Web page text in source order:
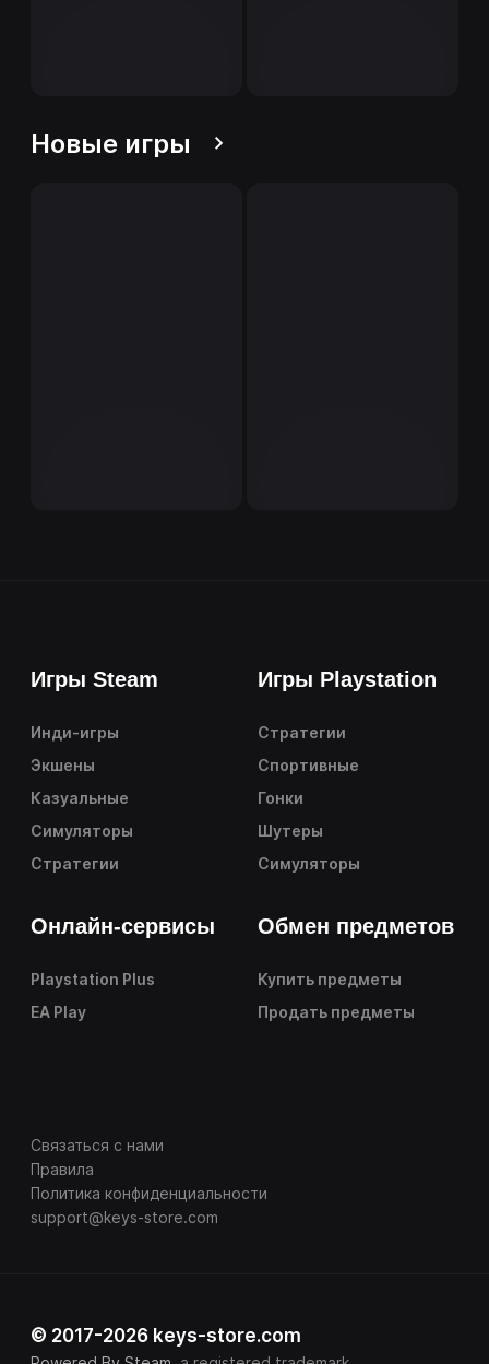
Новые игры
Игры Steam
Инди-игры
Экшены
Казуальные
Симуляторы
Стратегии
Игры Playstation
Стратегии
Спортивные
Гонки
Шутеры
Симуляторы
Онлайн-сервисы
Playstation Plus
EA Play
Обмен предметов
Купить предметы
Продать предметы
Связаться с нами
Правила
Политика конфиденциальности
support@keys-store.com
© 2017-2026 keys-store.com